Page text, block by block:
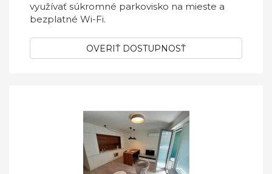
využívať súkromné parkovisko na mieste a
bezplatné Wi-Fi.
OVERIŤ DOSTUPNOSŤ